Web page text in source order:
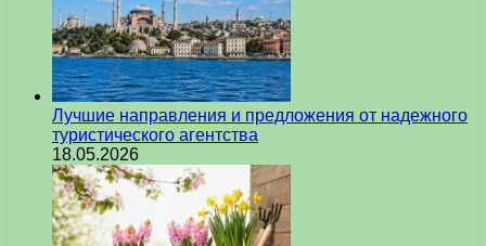
Лучшие направления и предложения от надежного
туристического агентства
18.05.2026